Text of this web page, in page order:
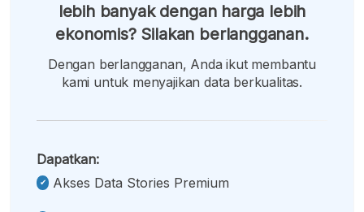
lebih banyak dengan harga lebih
ekonomis? Silakan berlangganan.
Dengan berlangganan, Anda ikut membantu
kami untuk menyajikan data berkualitas.
Dapatkan:
Akses Data Stories Premium